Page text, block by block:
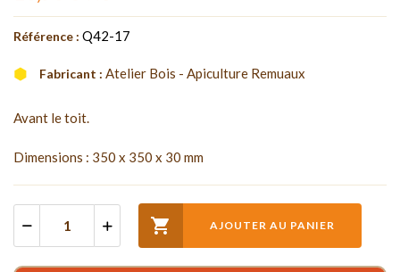
Référence : Q42-17
Fabricant : Atelier Bois - Apiculture Remuaux
Avant le toit.
Dimensions : 350 x 350 x 30 mm
 AJOUTER AU PANIER